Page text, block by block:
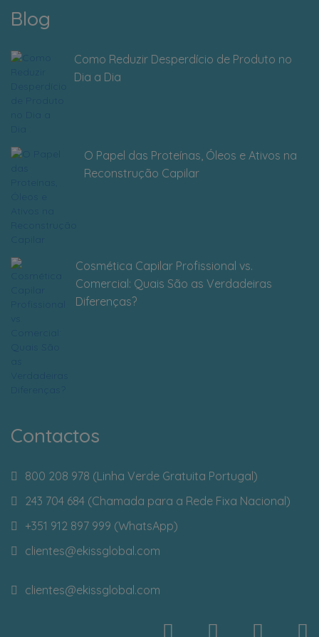
Blog
Como Reduzir Desperdício de Produto no
Dia a Dia
O Papel das Proteínas, Óleos e Ativos na
Reconstrução Capilar
Cosmética Capilar Profissional vs.
Comercial: Quais São as Verdadeiras
Diferenças?
Contactos
800 208 978 (Linha Verde Gratuita Portugal)
243 704 684 (Chamada para a Rede Fixa Nacional)
+351 912 897 999 (WhatsApp)
clientes@ekissglobal.com
clientes@ekissglobal.com